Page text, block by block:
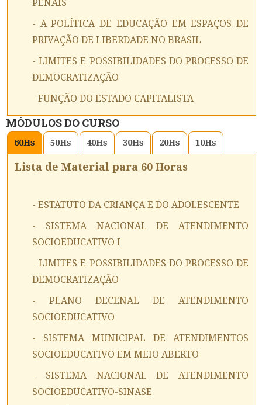
PENAIS
- A POLÍTICA DE EDUCAÇÃO EM ESPAÇOS DE
PRIVAÇÃO DE LIBERDADE NO BRASIL
- LIMITES E POSSIBILIDADES DO PROCESSO DE
DEMOCRATIZAÇÃO
- FUNÇÃO DO ESTADO CAPITALISTA
MÓDULOS DO CURSO
60Hs 50Hs 40Hs 30Hs 20Hs 10Hs
Lista de Material para 60 Horas
- ESTATUTO DA CRIANÇA E DO ADOLESCENTE
- SISTEMA NACIONAL DE ATENDIMENTO
SOCIOEDUCATIVO I
- LIMITES E POSSIBILIDADES DO PROCESSO DE
DEMOCRATIZAÇÃO
- PLANO DECENAL DE ATENDIMENTO
SOCIOEDUCATIVO
- SISTEMA MUNICIPAL DE ATENDIMENTOS
SOCIOEDUCATIVO EM MEIO ABERTO
- SISTEMA NACIONAL DE ATENDIMENTO
SOCIOEDUCATIVO-SINASE